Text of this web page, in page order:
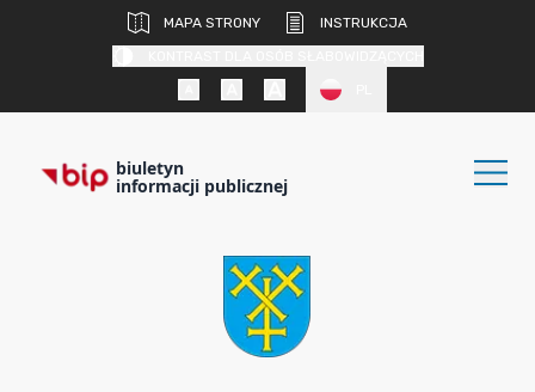
MAPA STRONY
INSTRUKCJA
biuletyn
informacji publicznej